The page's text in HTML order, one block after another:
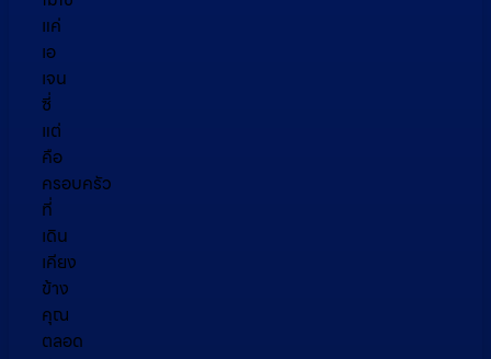
แค่
เอ
เจน
ซี่
แต่
คือ
ครอบครัว
ที่
เดิน
เคียง
ข้าง
คุณ
ตลอด